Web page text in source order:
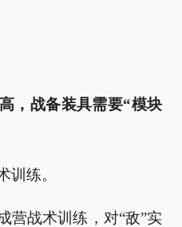
，战备装具需要“模块
训练。
营战术训练，对“敌”实